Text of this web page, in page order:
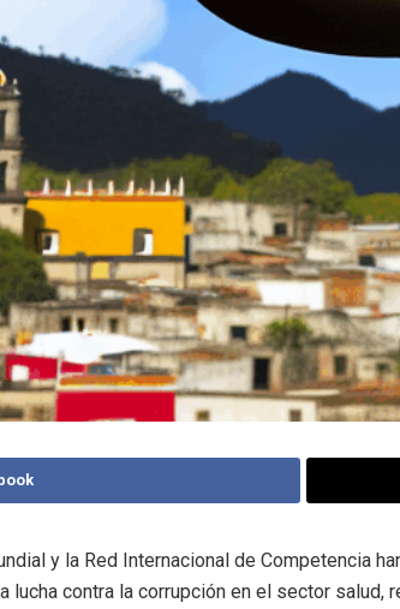
y la Red Internacional de Competencia
lucha contra la corrupción en el sector salud,